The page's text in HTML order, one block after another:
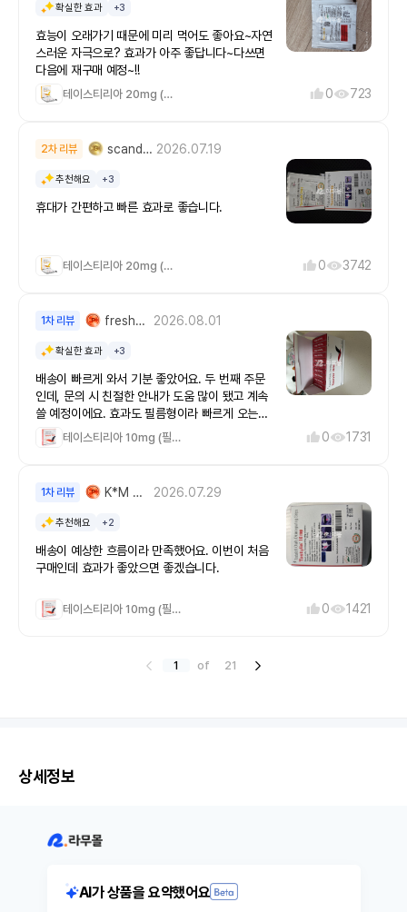
확실한 효과 +3
효능이 오래가기 때문에 미리 먹어도 좋아요~자연
스러운 자극으로? 효과가 아주 좋답니다~다쓰면
다음에 재구매 예정~!!
테이스티리아 20mg (필름형) 0 723
2차 리뷰 scanda*** 2026.07.19
추천해요 +3
휴대가 간편하고 빠른 효과로 좋습니다.
테이스티리아 20mg (필름형) 0 3742
1차 리뷰 fresh2*** 2026.08.01
확실한 효과 +3
배송이 빠르게 와서 기분 좋았어요. 두 번째 주문
인데, 문의 시 친절한 안내가 도움 많이 됐고 계속
쓸 예정이에요. 효과도 필름형이라 빠르게 오는것
같고 먹기도ㅜ간편해서 항상 챙겨 다닙니다. 믿고
주문해도 됩니다.라무몰
테이스티리아 10mg (필름형) 0 1731
1차 리뷰 K*M MIKE DONGHWAN 2026.07.29
추천해요 +2
배송이 예상한 흐름이라 만족했어요. 이번이 처음
구매인데 효과가 좋았으면 좋겠습니다.
테이스티리아 10mg (필름형) 0 1421
1 of 21
상세정보
AI가 상품을 요약했어요